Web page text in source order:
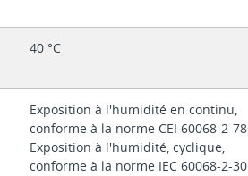
40 °C
Exposition à l'humidité en continu,
conforme à la norme CEI 60068-2-78
Exposition à l'humidité, cyclique,
conforme à la norme IEC 60068-2-30